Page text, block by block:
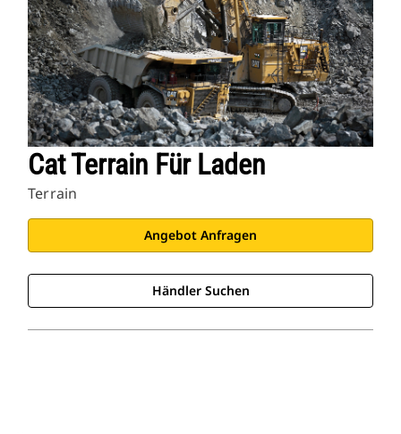
Cat Terrain Für Laden
Terrain
Angebot Anfragen
Händler Suchen